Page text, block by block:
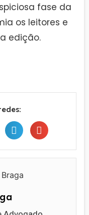
fase da
os leitores e
edição.